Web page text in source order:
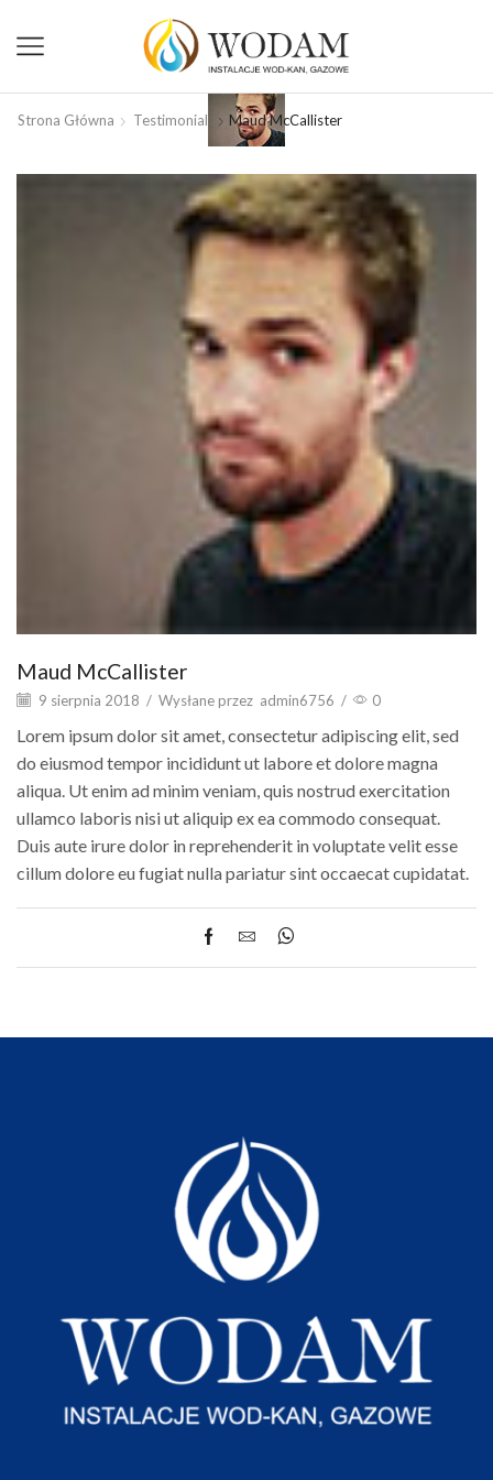
Strona Główna Testimonial Maud McCallister
Maud McCallister
9 sierpnia 2018 / Wysłane przez admin6756 / 0
Lorem ipsum dolor sit amet, consectetur adipiscing elit, sed
do eiusmod tempor incididunt ut labore et dolore magna
aliqua. Ut enim ad minim veniam, quis nostrud exercitation
ullamco laboris nisi ut aliquip ex ea commodo consequat.
Duis aute irure dolor in reprehenderit in voluptate velit esse
cillum dolore eu fugiat nulla pariatur sint occaecat cupidatat.